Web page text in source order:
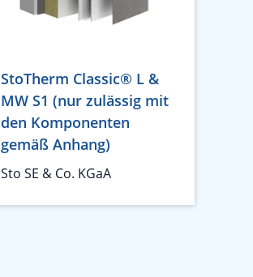
StoTherm Classic® L &
MW S1 (nur zulässig mit
den Komponenten
gemäß Anhang)
Sto SE & Co. KGaA